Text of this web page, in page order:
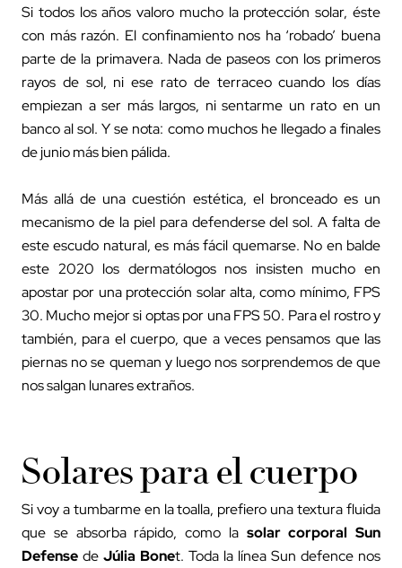
Si todos los años valoro mucho la protección solar, éste
con más razón. El confinamiento nos ha ‘robado’ buena
parte de la primavera. Nada de paseos con los primeros
rayos de sol, ni ese rato de terraceo cuando los días
empiezan a ser más largos, ni sentarme un rato en un
banco al sol. Y se nota: como muchos he llegado a finales
de junio más bien pálida.
Más allá de una cuestión estética, el bronceado es un
mecanismo de la piel para defenderse del sol. A falta de
este escudo natural, es más fácil quemarse. No en balde
este 2020 los dermatólogos nos insisten mucho en
apostar por una protección solar alta, como mínimo, FPS
30. Mucho mejor si optas por una FPS 50. Para el rostro y
también, para el cuerpo, que a veces pensamos que las
piernas no se queman y luego nos sorprendemos de que
nos salgan lunares extraños.
Solares para el cuerpo
Si voy a tumbarme en la toalla, prefiero una textura fluida
que se absorba rápido, como la solar corporal Sun
Defense de Júlia Bonet. Toda la línea Sun defence nos